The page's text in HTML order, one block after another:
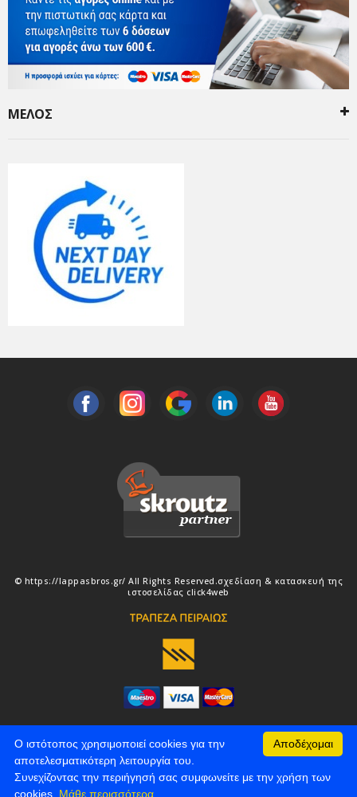
ΜΕΛΟΣ
© https://lappasbros.gr/ All Rights Reserved.σχεδίαση & κατασκευή της
ιστοσελίδας click4web
Αποδέχομαι
Ο ιστότοπος χρησιμοποιεί cookies για την
αποτελεσματικότερη λειτουργία του.
Συνεχίζοντας την περιήγησή σας συμφωνείτε με την χρήση των
cookies. Μάθε περισσότερα